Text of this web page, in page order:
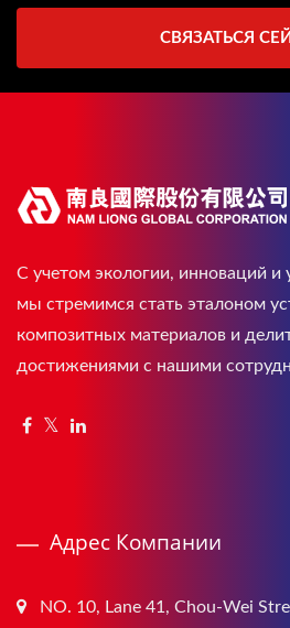
СВЯЗАТЬСЯ
С учетом экологии, инноваций и
мы стремимся стать эталоном
композитных материалов и
достижениями с нашими
Адрес Компании
NO. 10, Lane 41, Chou-Wei